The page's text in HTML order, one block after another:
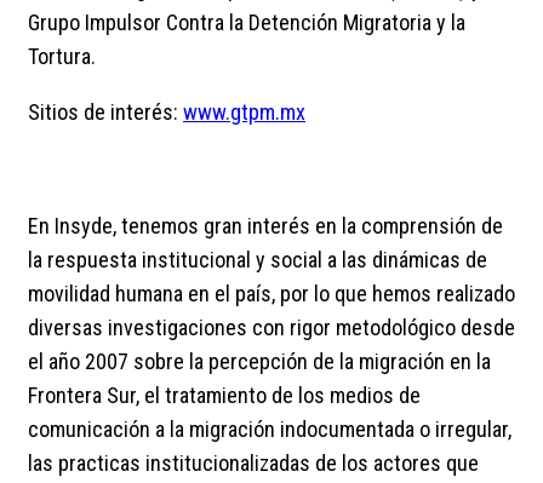
Grupo Impulsor Contra la Detención Migratoria y la
Tortura.
Sitios de interés: www.gtpm.mx
En Insyde, tenemos gran interés en la comprensión de
la respuesta institucional y social a las dinámicas de
movilidad humana en el país, por lo que hemos realizado
diversas investigaciones con rigor metodológico desde
el año 2007 sobre la percepción de la migración en la
Frontera Sur, el tratamiento de los medios de
comunicación a la migración indocumentada o irregular,
las practicas institucionalizadas de los actores que